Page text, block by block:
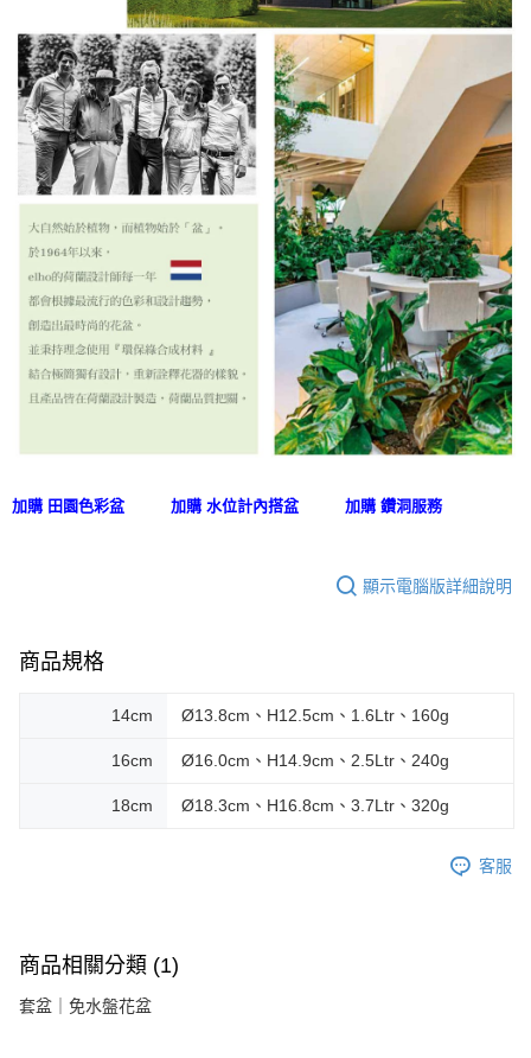
加購 田園色彩盆 加購 水位計內搭盆 加購 鑽洞服務
顯示電腦版詳細說明
商品規格
14cm Ø13.8cm、H12.5cm、1.6Ltr、160g
16cm Ø16.0cm、H14.9cm、2.5Ltr、240g
18cm Ø18.3cm、H16.8cm、3.7Ltr、320g
客服
商品相關分類 (1)
套盆｜免水盤花盆